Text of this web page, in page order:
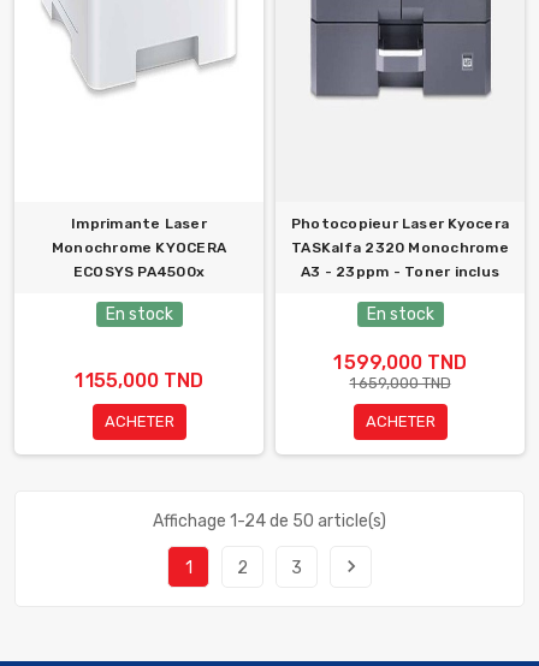
Imprimante Laser
Monochrome KYOCERA
ECOSYS PA4500x
En stock
1 155,000 TND
ACHETER
Photocopieur Laser Kyocera
TASKalfa 2320 Monochrome
A3 - 23ppm - Toner inclus
En stock
1 599,000 TND
1 659,000 TND
ACHETER
Affichage 1-24 de 50 article(s)
1 2 3 navigate_next